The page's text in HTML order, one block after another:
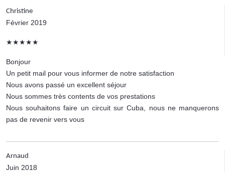
Christine
Février 2019
★★★★★
Bonjour
Un petit mail pour vous informer de notre satisfaction
Nous avons passé un excellent séjour
Nous sommes très contents de vos prestations
Nous souhaitons faire un circuit sur Cuba, nous ne manquerons
pas de revenir vers vous
Arnaud
Juin 2018